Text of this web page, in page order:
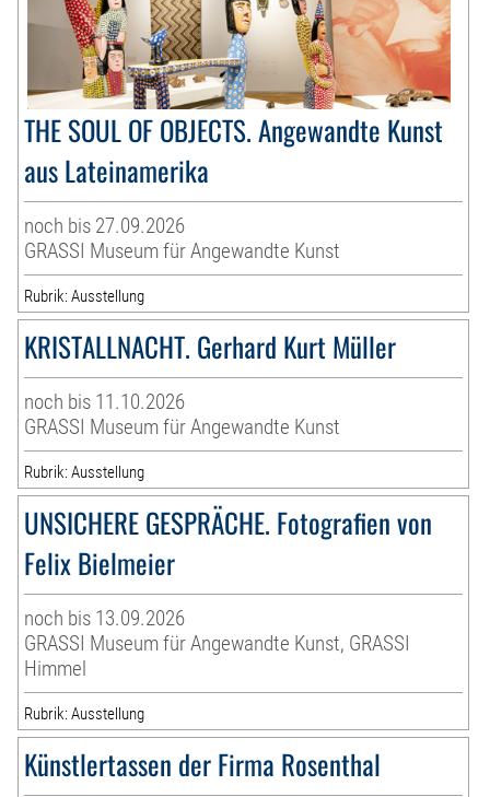
THE SOUL OF OBJECTS. Angewandte Kunst
aus Lateinamerika
noch bis 27.09.2026
GRASSI Museum für Angewandte Kunst
Rubrik: Ausstellung
KRISTALLNACHT. Gerhard Kurt Müller
noch bis 11.10.2026
GRASSI Museum für Angewandte Kunst
Rubrik: Ausstellung
UNSICHERE GESPRÄCHE. Fotografien von
Felix Bielmeier
noch bis 13.09.2026
GRASSI Museum für Angewandte Kunst, GRASSI
Himmel
Rubrik: Ausstellung
Künstlertassen der Firma Rosenthal